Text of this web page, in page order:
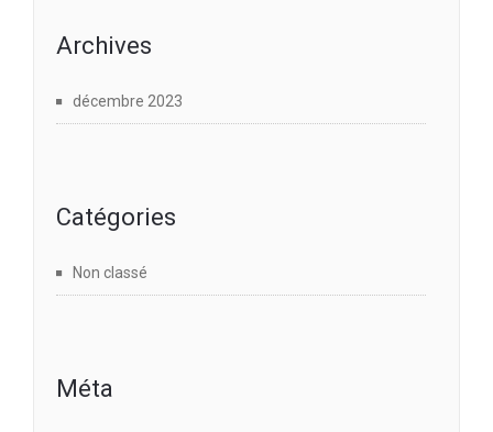
Archives
décembre 2023
Catégories
Non classé
Méta